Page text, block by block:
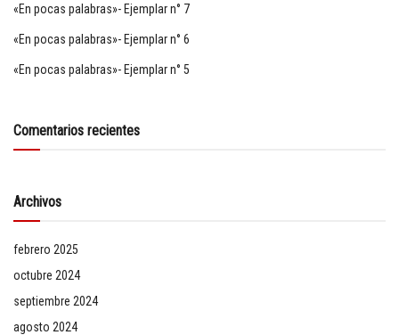
«En pocas palabras»- Ejemplar n° 7
«En pocas palabras»- Ejemplar n° 6
«En pocas palabras»- Ejemplar n° 5
Comentarios recientes
Archivos
febrero 2025
octubre 2024
septiembre 2024
agosto 2024